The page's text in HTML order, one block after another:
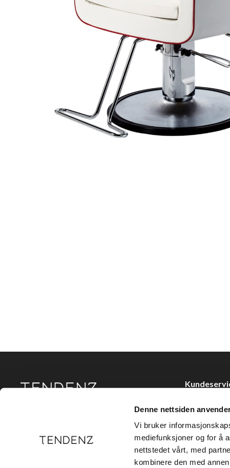
Denne nettsiden
Vi bruker
mediefunksjoner og for å
nettstedet vårt, med
kombinere den med
Tendenz Hårpleie AS er en solid totalleverandør av
eksklusive merker og profesjonelle produkter til
Kjøpsvilkår
Personvern
Holtegata 26,